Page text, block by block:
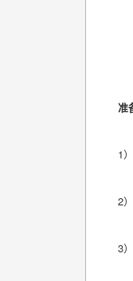
准
1）
2）
3